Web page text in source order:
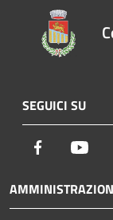
SEGUICI SU
Facebook